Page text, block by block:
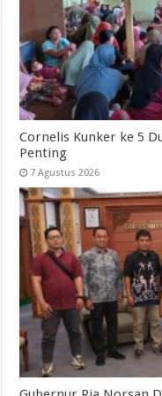
Cornelis Kunker ke 5
Penting
7 Agustus 2026